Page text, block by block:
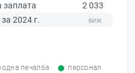
заплата
2 033
2024 г.
печалба персонал